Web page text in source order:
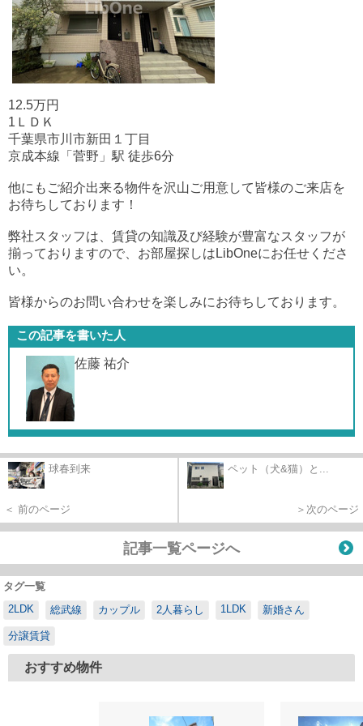
12.5万円
1ＬＤＫ
千葉県市川市新田１丁目
京成本線「菅野」駅 徒歩6分
他にもご紹介出来る物件を沢山ご用意して皆様のご来店を
お待ちしております！
弊社スタッフは、賃貸の知識及び経験が豊富なスタッフが
揃っておりますので、お部屋探しはLibOneにお任せくださ
い。
皆様からのお問い合わせを楽しみにお待ちしております。
この記事を書いた人
佐藤 祐介
球春到来
＜ 前のページ
ペット（犬&猫）と...
＞次のページ
記事一覧ページへ
タグ一覧
2LDK
総武線 カップル 2人暮らし 1LDK 新婚さん
分譲賃貸
おすすめ物件